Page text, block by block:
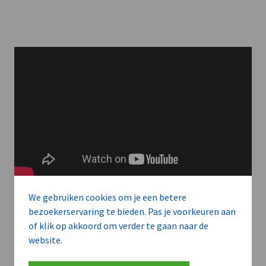
We gebruiken cookies om je een betere
bezoekerservaring te bieden. Pas je voorkeuren aan
of klik op akkoord om verder te gaan naar de
website.
Meer context. Dieper begrip.